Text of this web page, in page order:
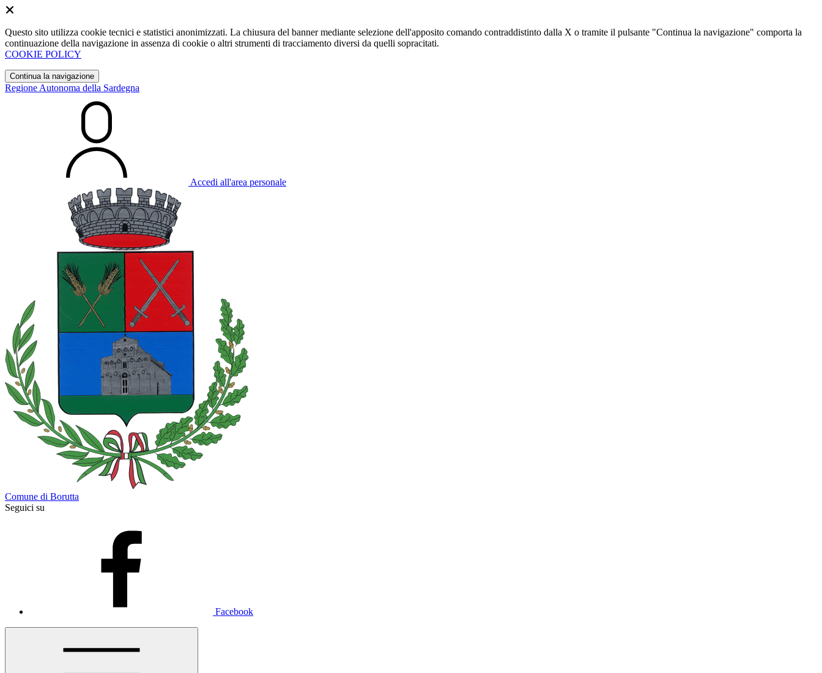
Questo sito utilizza cookie tecnici e statistici anonimizzati. La chiusura del banner mediante selezione dell'apposito comando contraddistinto dalla X o tramite il pulsante "Continua la navigazione" comporta la
continuazione della navigazione in assenza di cookie o altri strumenti di tracciamento diversi da quelli sopracitati.
COOKIE POLICY
Continua la navigazione
Regione Autonoma della Sardegna
Accedi all'area personale
Comune di Borutta
Seguici su
Facebook